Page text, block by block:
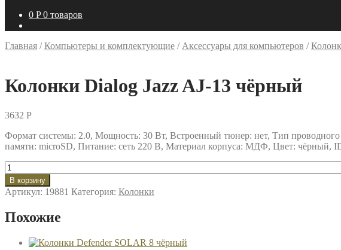
0 P 0 товаров
Главная /Компьютеры и комплектующие / Аксессуары для компьютеров /
Колонки Dialog Jazz AJ-13 чёрный
3632 P
Формат системы: 2.0, Мощность: 30 Вт, Встроенный тюнер: нет, Тип
памяти: microSD, Питание: сеть 220 В, Материал корпуса: МДФ, Цвет: чёрный,
Количество
товара
Колонки
Dialog
AJ-
чёрный
В корзину
Артикул: 19881 Категория: Колонки
Похожие